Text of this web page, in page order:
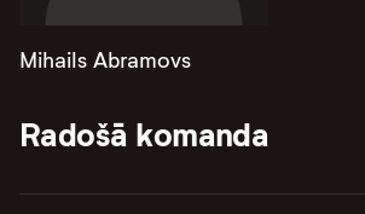
Mihails Abramovs
Radošā komanda